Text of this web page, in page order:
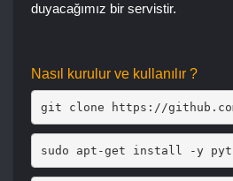
duyacağımız bir servistir.
Nasıl kurulur ve kullanılır ?
git clone https://
sudo apt-get install -y